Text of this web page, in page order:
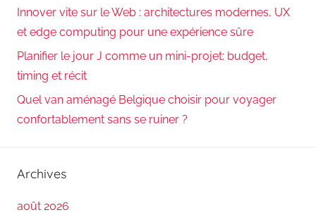
Innover vite sur le Web : architectures modernes, UX
et edge computing pour une expérience sûre
Planifier le jour J comme un mini-projet: budget,
timing et récit
Quel van aménagé Belgique choisir pour voyager
confortablement sans se ruiner ?
Archives
août 2026